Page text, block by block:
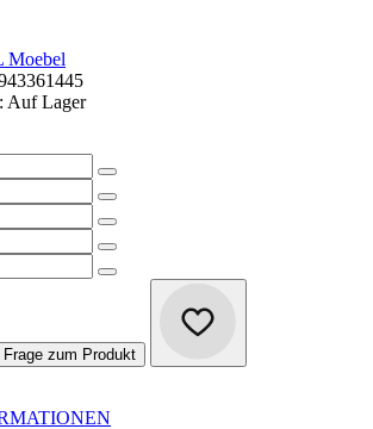
Moebel
Auf Lager
Frage zum Produkt